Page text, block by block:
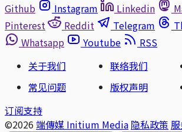
Github
Instagram Linkedin
Pinterest
Reddit Telegram
Whatsapp
Youtube
RSS
关于我们
联络我们
常见问题
版权声明
订阅支持
©2026 端傳媒 Initium Media 隐私政策